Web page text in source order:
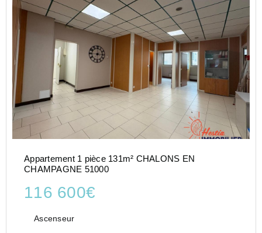
Appartement 1 pièce 131m² CHALONS EN
CHAMPAGNE 51000
116 600€
Ascenseur